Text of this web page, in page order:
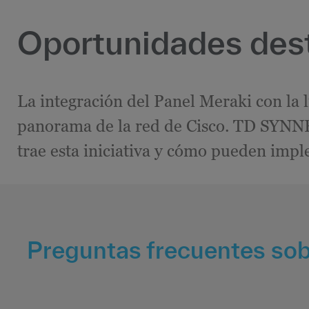
Oportunidades
La integración del Panel Meraki con la
panorama de la red de Cisco. TD
trae esta iniciativa y cómo pueden
Preguntas frecuentes